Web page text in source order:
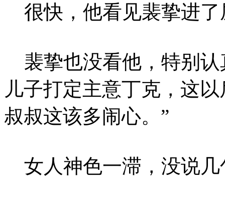
很快，他看见裴挚进了
裴挚也没看他，特别认
儿子打定主意丁克，这
叔叔这该多闹心。”
女人神色一滞，没说几